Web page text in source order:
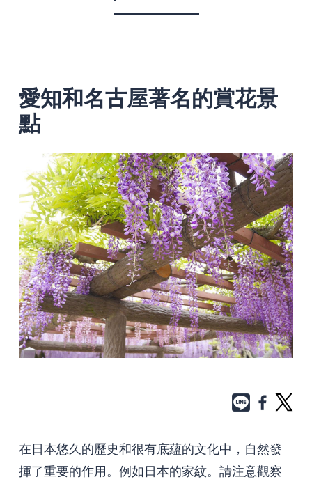
愛知和名古屋著名的賞花景
點
在日本悠久的歷史和很有底蘊的文化中，自然發
揮了重要的作用。例如日本的家紋。請注意觀察